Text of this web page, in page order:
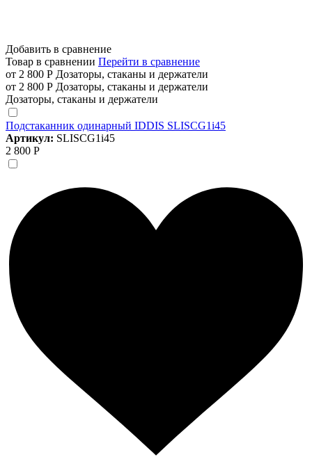
Добавить в сравнение
Товар в сравнении Перейти в сравнение
от 2 800 Р Дозаторы, стаканы и держатели
от 2 800 Р Дозаторы, стаканы и держатели
Дозаторы, стаканы и держатели
Подстаканник одинарный IDDIS SLISCG1i45
Артикул: SLISCG1i45
2 800 Р